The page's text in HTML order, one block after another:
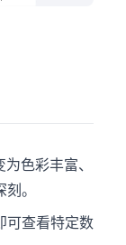
色彩丰富、
。
可查看特定数